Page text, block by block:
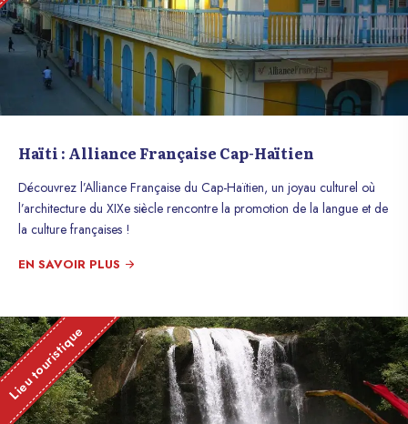
Haïti : Alliance Française Cap-Haïtien
Découvrez l’Alliance Française du Cap-Haïtien, un joyau culturel où
l’architecture du XIXe siècle rencontre la promotion de la langue et de
la culture françaises !
EN SAVOIR PLUS
Lieu touristique